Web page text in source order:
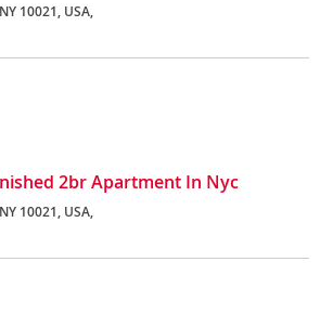
10021, USA,
2br Apartment In Nyc
10021, USA,